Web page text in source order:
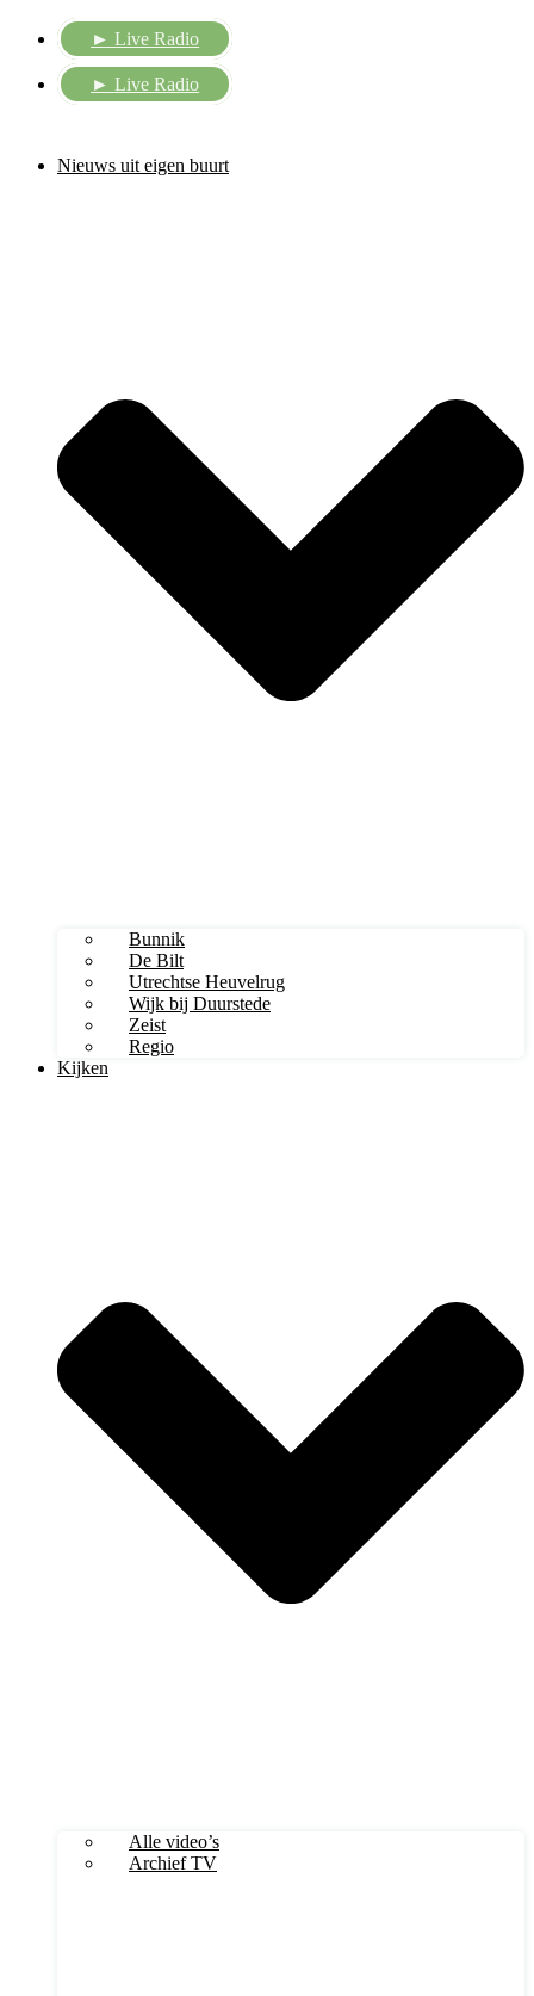
naar
inhoud
► Live Radio
► Live Radio
Nieuws uit eigen buurt
Bunnik
De Bilt
Utrechtse Heuvelrug
Wijk bij Duurstede
Zeist
Regio
Kijken
Alle video’s
Archief TV